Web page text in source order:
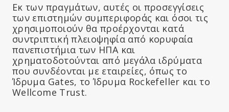
Εκ των πραγμάτων, αυτές οι προσεγγίσεις
των επιστημών συμπεριφοράς και όσοι τις
χρησιμοποιούν θα προέρχονται κατά
συντριπτική πλειοψηφία από κορυφαία
πανεπιστήμια των ΗΠΑ και
χρηματοδοτούνται από μεγάλα ιδρύματα
που συνδέονται με εταιρείες, όπως το
Ίδρυμα Gates, το Ίδρυμα Rockefeller και το
Wellcome Trust.